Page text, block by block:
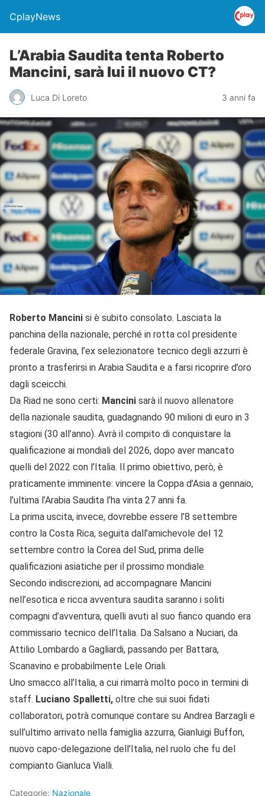
CplayNews
L’Arabia Saudita tenta Roberto
Mancini, sarà lui il nuovo CT?
Luca Di Loreto 3 anni fa
Roberto Mancini si è subito consolato. Lasciata la
panchina della nazionale, perché in rotta col presidente
federale Gravina, l’ex selezionatore tecnico degli azzurri è
pronto a trasferirsi in Arabia Saudita e a farsi ricoprire d’oro
dagli sceicchi.
Da Riad ne sono certi: Mancini sarà il nuovo allenatore
della nazionale saudita, guadagnando 90 milioni di euro in 3
stagioni (30 all’anno). Avrà il compito di conquistare la
qualificazione ai mondiali del 2026, dopo aver mancato
quelli del 2022 con l’Italia. Il primo obiettivo, però, è
praticamente imminente: vincere la Coppa d’Asia a gennaio,
l’ultima l’Arabia Saudita l’ha vinta 27 anni fa.
La prima uscita, invece, dovrebbe essere l’8 settembre
contro la Costa Rica, seguita dall’amichevole del 12
settembre contro la Corea del Sud, prima delle
qualificazioni asiatiche per il prossimo mondiale.
Secondo indiscrezioni, ad accompagnare Mancini
nell’esotica e ricca avventura saudita saranno i soliti
compagni d’avventura, quelli avuti al suo fianco quando era
commissario tecnico dell’Italia. Da Salsano a Nuciari, da
Attilio Lombardo a Gagliardi, passando per Battara,
Scanavino e probabilmente Lele Oriali.
Uno smacco all’Italia, a cui rimarrà molto poco in termini di
staff. Luciano Spalletti, oltre che sui suoi fidati
collaboratori, potrà comunque contare su Andrea Barzagli e
sull’ultimo arrivato nella famiglia azzurra, Gianluigi Buffon,
nuovo capo-delegazione dell’Italia, nel ruolo che fu del
compianto Gianluca Vialli.
Categorie: Nazionale